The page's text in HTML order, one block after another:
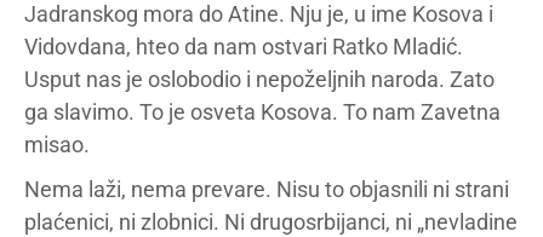
Jadranskog mora do Atine. Nju je, u ime Kosova i
Vidovdana, hteo da nam ostvari Ratko Mladić.
Usput nas je oslobodio i nepoželjnih naroda. Zato
ga slavimo. To je osveta Kosova. To nam Zavetna
misao.
Nema laži, nema prevare. Nisu to objasnili ni strani
plaćenici, ni zlobnici. Ni drugosrbijanci, ni „nevladine